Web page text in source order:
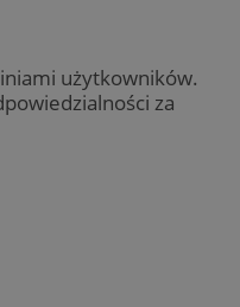
użytkowników.
za